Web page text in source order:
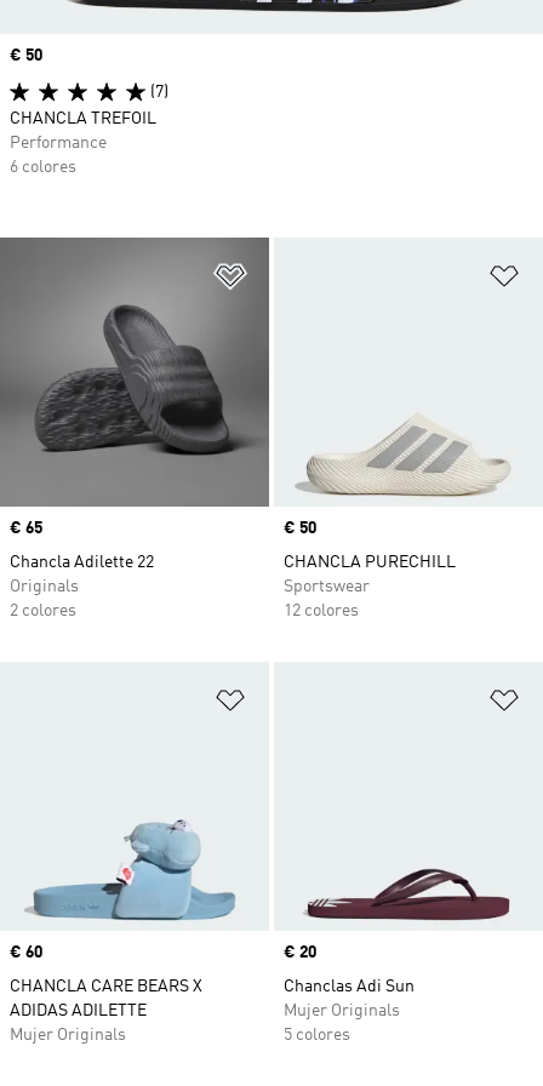
Precio
€ 65
Chancla Adilette 22
Originals
2 colores
Precio
€ 50
CHANCLA PURECHILL
Sportswear
12 colores
Precio
€ 60
CHANCLA CARE BEARS X
ADIDAS ADILETTE
Mujer Originals
Precio
€ 20
Chanclas Adi Sun
Mujer Originals
5 colores
Precio
€ 50
(7)
CHANCLA TREFOIL
Performance
6 colores